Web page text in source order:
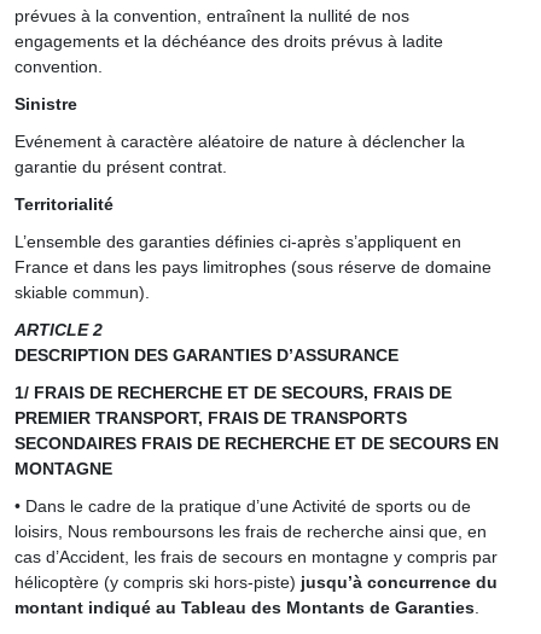
prévues à la convention, entraînent la nullité de nos
engagements et la déchéance des droits prévus à ladite
convention.
Sinistre
Evénement à caractère aléatoire de nature à déclencher la
garantie du présent contrat.
Territorialité
L’ensemble des garanties définies ci-après s’appliquent en
France et dans les pays limitrophes (sous réserve de domaine
skiable commun).
ARTICLE 2
DESCRIPTION DES GARANTIES D’ASSURANCE
1/ FRAIS DE RECHERCHE ET DE SECOURS, FRAIS DE
PREMIER TRANSPORT, FRAIS DE TRANSPORTS
SECONDAIRES FRAIS DE RECHERCHE ET DE SECOURS EN
MONTAGNE
• Dans le cadre de la pratique d’une Activité de sports ou de
loisirs, Nous remboursons les frais de recherche ainsi que, en
cas d’Accident, les frais de secours en montagne y compris par
hélicoptère (y compris ski hors-piste) jusqu’à concurrence du
montant indiqué au Tableau des Montants de Garanties.